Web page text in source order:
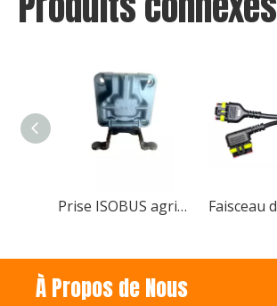
Prise ISOBUS agricole 9 broches, types maître/esclave/passage disponibles
À Propos de Nous